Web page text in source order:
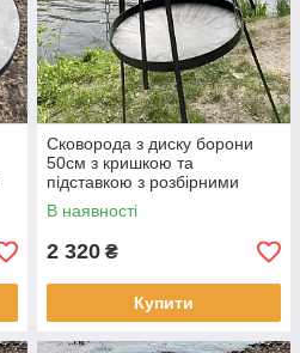
Сковорода з диску борони
50см з кришкою та
підставкою з розбірними
ніжками
В наявності
2 320 ₴
Купити